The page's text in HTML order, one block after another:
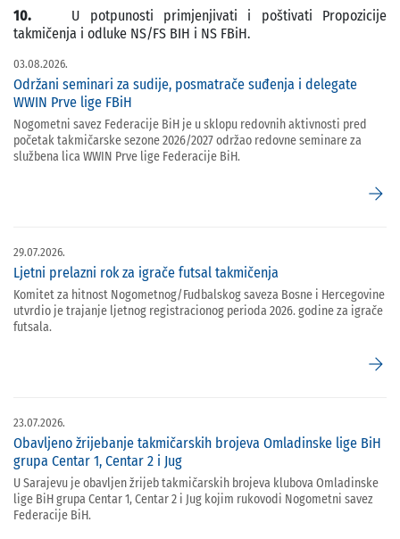
10.
U potpunosti primjenjivati i poštivati Propozicije
takmičenja i odluke NS/FS BIH i NS FBiH.
03.08.2026.
Održani seminari za sudije, posmatrače suđenja i delegate
WWIN Prve lige FBiH
Nogometni savez Federacije BiH je u sklopu redovnih aktivnosti pred
početak takmičarske sezone 2026/2027 održao redovne seminare za
službena lica WWIN Prve lige Federacije BiH.
arrow_forward
29.07.2026.
Ljetni prelazni rok za igrače futsal takmičenja
Komitet za hitnost Nogometnog/Fudbalskog saveza Bosne i Hercegovine
utvrdio je trajanje ljetnog registracionog perioda 2026. godine za igrače
futsala.
arrow_forward
23.07.2026.
Obavljeno žrijebanje takmičarskih brojeva Omladinske lige BiH
grupa Centar 1, Centar 2 i Jug
U Sarajevu je obavljen žrijeb takmičarskih brojeva klubova Omladinske
lige BiH grupa Centar 1, Centar 2 i Jug kojim rukovodi Nogometni savez
Federacije BiH.